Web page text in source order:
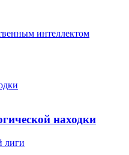
интеллектом
находки
лиги